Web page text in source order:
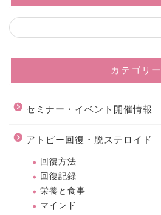
カテゴリー
セミナー・イベント開催情報
アトピー回復・脱ステロイド
回復方法
回復記録
栄養と食事
マインド